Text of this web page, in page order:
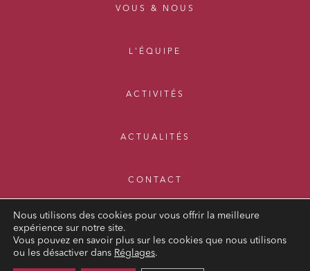
VOUS & NOUS
L'ÉQUIPE
ACTIVITÉS
ACTUALITÉS
CONTACT
MENTIONS LÉGALES
Nous utilisons des cookies pour vous offrir la meilleure
expérience sur notre site.
Vous pouvez en savoir plus sur les cookies que nous utilisons
ou les désactiver dans Réglages.